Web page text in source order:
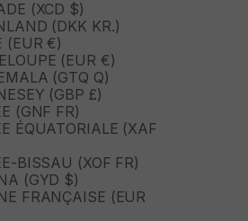
(XCD $)
(DKK KR.)
(EUR €)
(EUR €)
(GTQ Q)
(GBP £)
(GNF FR)
ÉQUATORIALE (XAF
BISSAU (XOF FR)
(GYD $)
FRANÇAISE (EUR